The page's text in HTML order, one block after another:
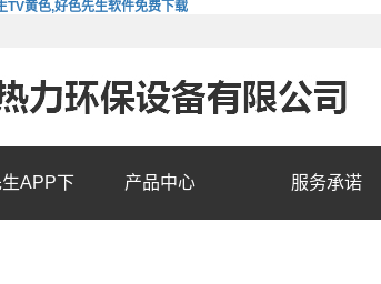
TV黄色,好色先生软件免费下载
APP下 产品中心 服务承诺